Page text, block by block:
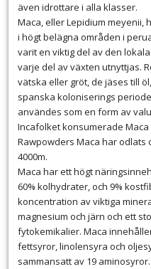
även idrottare i alla klasser.
Maca, eller Lepidium meyenii,
i högt belägna områden i
varit en viktig del av den
varje del av växten utnyttjas.
vätska eller gröt, de jäses till
spanska koloniserings
användes som en form av
Incafolket konsumerade
Rawpowders Maca har odlats
4000m.
Maca har ett högt
60% kolhydrater, och 9%
koncentration av viktiga
magnesium och järn och ett
fytokemikalier. Maca
fettsyror, linolensyra och
sammansatt av 19